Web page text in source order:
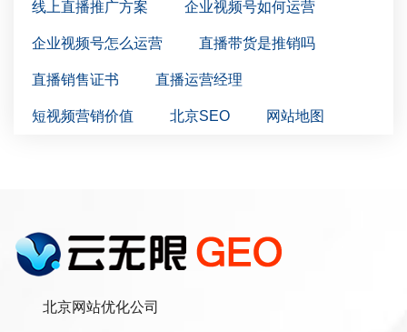
线上直播推广方案 企业视频号如何运营
企业视频号怎么运营 直播带货是推销吗
直播销售证书 直播运营经理
短视频营销价值 北京SEO 网站地图
北京网站优化公司